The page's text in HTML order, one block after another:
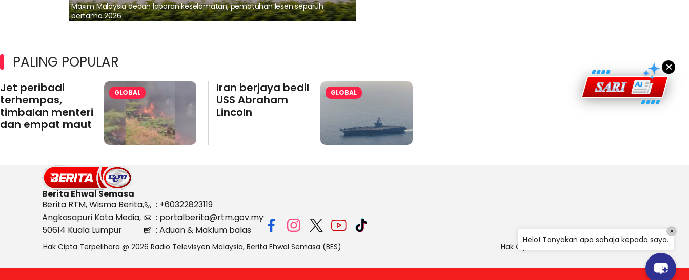
Maxim Malaysia dedah laporan keselamatan, pematuhan lesen separuh
pertama 2026
PALING POPULAR
Jet peribadi
terhempas,
timbalan menteri
dan empat maut
GLOBAL
Iran berjaya bedil
USS Abraham
Lincoln
GLOBAL
×
Berita Ehwal Semasa
Berita RTM, Wisma Berita,
Angkasapuri Kota Media,
50614 Kuala Lumpur
: +60322823119
: portalberita@rtm.gov.my
: Aduan & Maklum balas
Hak Cipta Terpelihara @ 2026 Radio Televisyen Malaysia, Berita Ehwal Semasa (BES) Hak Cipta Penafian Polisi Keselamatan
Helo! Tanyakan apa sahaja kepada saya.
×